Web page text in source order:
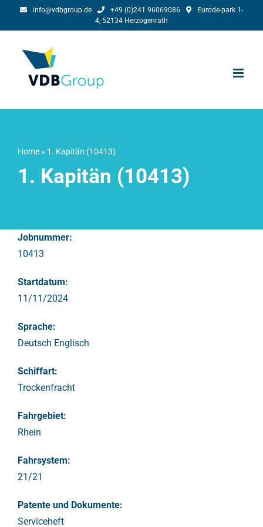
info@vdbgroup.de +49 (0)241 96069086
Eurode-park 1-
4, 52134 Herzogenrath
Home» 1. Kapitän (10413)
1. Kapitän (10413)
Jobnummer:
10413
Startdatum:
11/11/2024
Sprache:
Deutsch Englisch
Schiffart:
Trockenfracht
Fahrgebiet:
Rhein
Fahrsystem:
21/21
Patente und Dokumente:
Serviceheft